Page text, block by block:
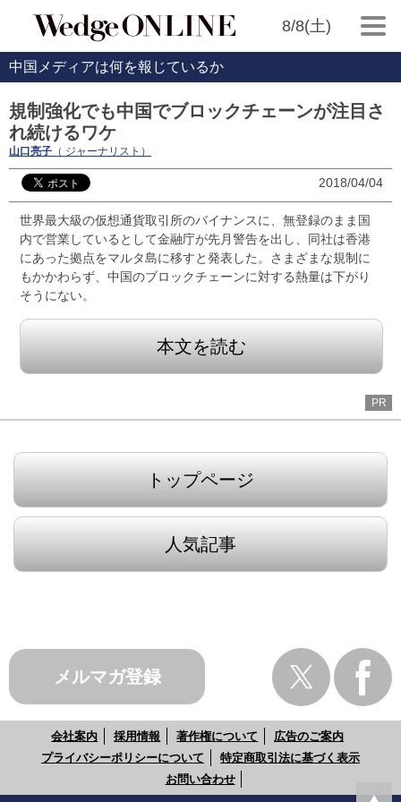
8/8(土)
中国メディアは何を報じているか
規制強化でも中国でブロックチェーンが注目さ
れ続けるワケ
山口亮子 （ ジャーナリスト）
2018/04/04
世界最大級の仮想通貨取引所のバイナンスに、無登録のまま国
内で営業しているとして金融庁が先月警告を出し、同社は香港
にあった拠点をマルタ島に移すと発表した。さまざまな規制に
もかかわらず、中国のブロックチェーンに対する熱量は下がり
そうにない。
本文を読む
PR
トップページ
人気記事
メルマガ登録
会社案内 採用情報 著作権について
広告のご案内
プライバシーポリシーについて
特定商取引法に基づく表示
お問い合わせ